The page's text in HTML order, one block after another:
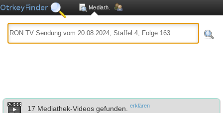
Mediath.
17 Mediathek-Videos gefunden. erklären